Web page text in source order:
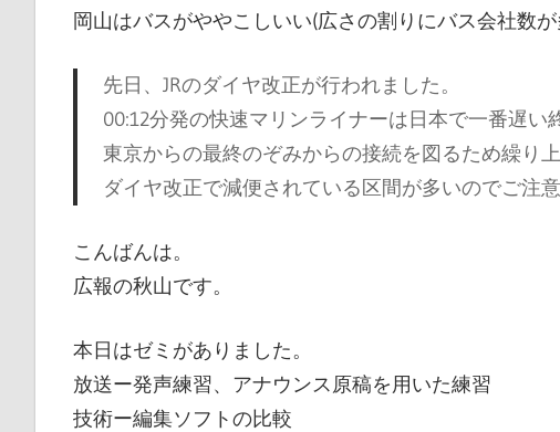
ェ
ペ
ー
ジ
岡山はバスがややこしいい(広さの割りにバス会社数が
先日、JRのダイヤ改正が行われました。
00:12分発の快速マリンライナーは日本で一番遅い
東京からの最終のぞみからの接続を図るため繰り
ダイヤ改正で減便されている区間が多いのでご注意
こんばんは。
広報の秋山です。
本日はゼミがありました。
放送ー発声練習、アナウンス原稿を用いた練習
技術ー編集ソフトの比較